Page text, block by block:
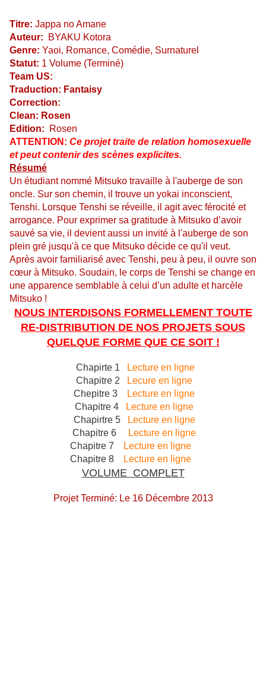
Titre: Jappa no Amane
Auteur: BYAKU Kotora
Genre: Yaoi, Romance, Comédie, Surnaturel
Statut: 1 Volume (Terminé)
Team US:
Traduction: Fantaisy
Correction:
Clean: Rosen
Edition: Rosen
ATTENTION: Ce projet traite de relation homosexuelle
et peut contenir des scènes explicites.
Résumé
Un étudiant nommé Mitsuko travaille à l'auberge de son
oncle. Sur son chemin, il trouve un yokai inconscient,
Tenshi. Lorsque Tenshi se réveille, il agit avec férocité et
arrogance. Pour exprimer sa gratitude à Mitsuko d’avoir
sauvé sa vie, il devient aussi un invité à l'auberge de son
plein gré jusqu'à ce que Mitsuko décide ce qu'il veut.
Après avoir familiarisé avec Tenshi, peu à peu, il ouvre son
cœur à Mitsuko. Soudain, le corps de Tenshi se change en
une apparence semblable à celui d’un adulte et harcèle
Mitsuko !
NOUS INTERDISONS FORMELLEMENT TOUTE
RE-DISTRIBUTION DE NOS PROJETS SOUS
QUELQUE FORME QUE CE SOIT !
Chapirte 1
Lecture en ligne
Chapitre 2
Lecure en ligne
Chepitre 3
Lecture en ligne
Chapitre 4
Lecture en ligne
Chapirtre 5
Lecture en ligne
Chapitre 6
Lecture en ligne
Chapitre 7
Lecture en ligne
Chapitre 8
Lecture en ligne
VOLUME COMPLET
Projet Terminé: Le 16 Décembre 2013